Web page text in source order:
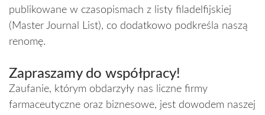
publikowane w czasopismach z listy filadelfijskiej
(Master Journal List), co dodatkowo podkreśla naszą
renomę.
Zapraszamy do współpracy!
Zaufanie, którym obdarzyły nas liczne firmy
farmaceutyczne oraz biznesowe, jest dowodem naszej